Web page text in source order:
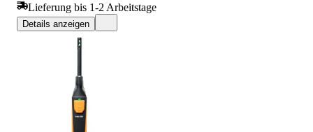
Lieferung bis 1-2 Arbeitstage
Details anzeigen